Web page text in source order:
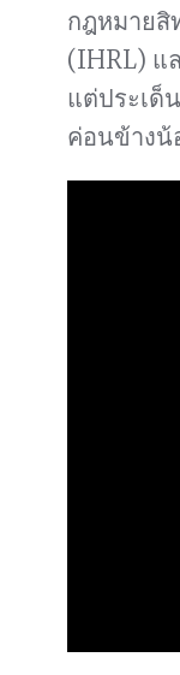
กฎหมายสิ
(IHRL) แ
แต่ประเด็
ค่อนข้างน้